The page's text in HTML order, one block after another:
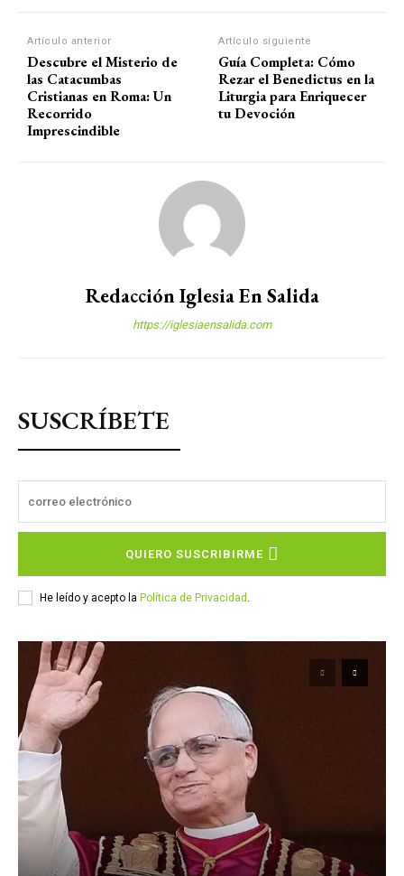
Artículo anterior
Descubre el Misterio de
las Catacumbas
Cristianas en Roma: Un
Recorrido
Imprescindible
Artículo siguiente
Guía Completa: Cómo
Rezar el Benedictus en la
Liturgia para Enriquecer
tu Devoción
Redacción Iglesia En Salida
https://iglesiaensalida.com
SUSCRÍBETE
QUIERO SUSCRIBIRME
He leído y acepto la Política de Privacidad